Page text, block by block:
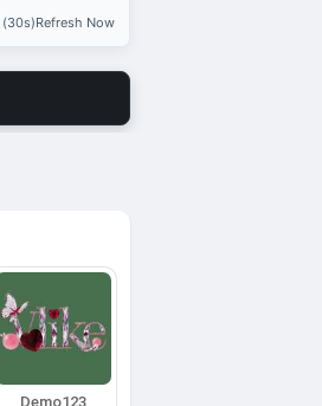
Refresh Now
Demo123